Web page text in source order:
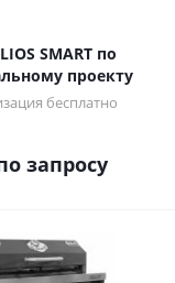
SMART по
проекту
бесплатно
запросу